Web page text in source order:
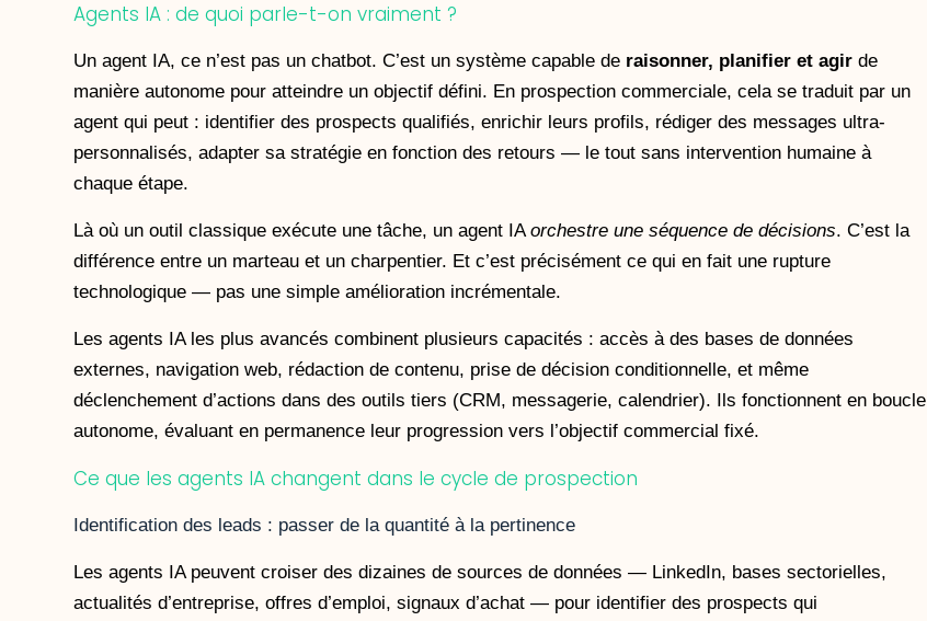
Agents IA : de quoi parle-t-on vraiment ?
Un agent IA, ce n’est pas un chatbot. C’est un système capable de raisonner, planifier et agir de
manière autonome pour atteindre un objectif défini. En prospection commerciale, cela se traduit par un
agent qui peut : identifier des prospects qualifiés, enrichir leurs profils, rédiger des messages ultra-
personnalisés, adapter sa stratégie en fonction des retours — le tout sans intervention humaine à
chaque étape.
Là où un outil classique exécute une tâche, un agent IAorchestre une séquence de décisions. C’est la
différence entre un marteau et un charpentier. Et c’est précisément ce qui en fait une rupture
technologique — pas une simple amélioration incrémentale.
Les agents IA les plus avancés combinent plusieurs capacités : accès à des bases de données
externes, navigation web, rédaction de contenu, prise de décision conditionnelle, et même
déclenchement d’actions dans des outils tiers (CRM, messagerie, calendrier). Ils fonctionnent en boucle
autonome, évaluant en permanence leur progression vers l’objectif commercial fixé.
Ce que les agents IA changent dans le cycle de prospection
Identification des leads : passer de la quantité à la pertinence
Les agents IA peuvent croiser des dizaines de sources de données — LinkedIn, bases sectorielles,
actualités d’entreprise, offres d’emploi, signaux d’achat — pour identifier des prospects qui